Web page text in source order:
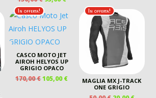
È:
€.
PREZZO
ORIGINALE
ERA:
PREZZO
ATTUALE
È:
95,00 €.
ORIGINALE
ERA:
195,00 €.
In offerta!
CASCO MOTO JET
AIROH HELYOS UP
GRIGIO OPACO
170,00€IL
105,00€IL
ATTUALE
In offerta!
MAGLIA MX J-TRACK
ONE GRIGIO